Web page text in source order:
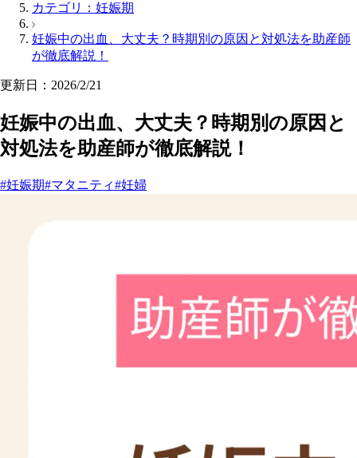
カテゴリ：妊娠期
妊娠中の出血、大丈夫？時期別の原因と対処法を助産師
が徹底解説！
更新日：2026/2/21
妊娠中の出血、大丈夫？時期別の原因と
対処法を助産師が徹底解説！
#妊娠期#マタニティ#妊婦